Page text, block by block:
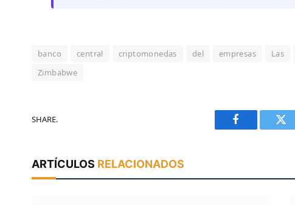
banco central criptomonedas del empresas Las
Zimbabwe
SHARE.
Facebook
ARTÍCULOS RELACIONADOS